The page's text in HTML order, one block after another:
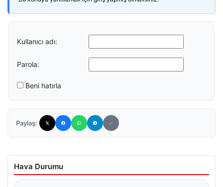
Kullanıcı adı:
Parola:
Beni hatırla
Paylaş:
Hava Durumu